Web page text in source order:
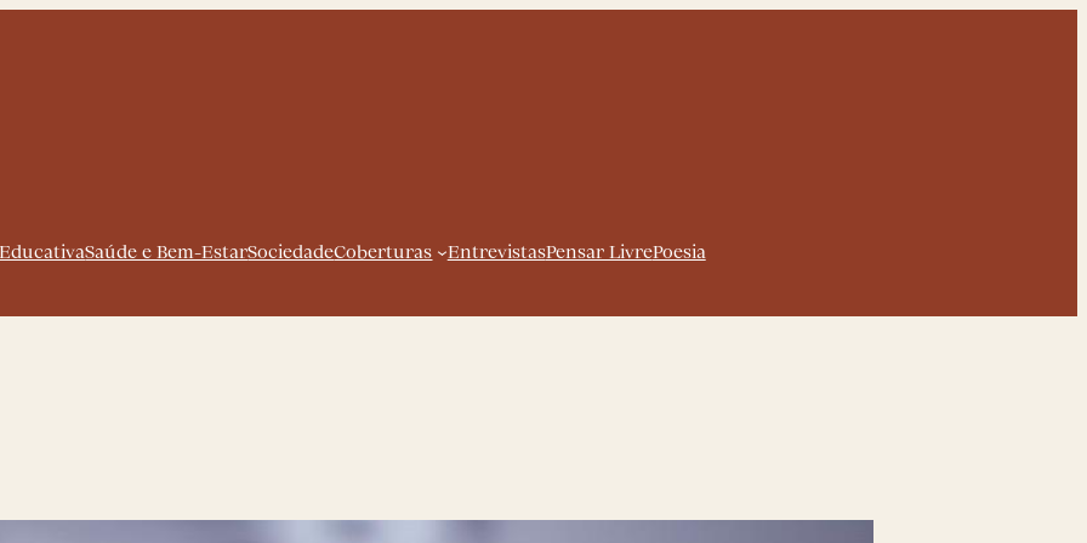
Saúde e Bem-EstarSociedadeCoberturas EntrevistasPensar LivrePoesia